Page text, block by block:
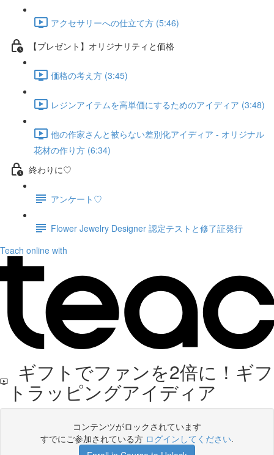
アクセサリーへの仕立て方 (5:46)
【プレゼント】オリジナリティと価格
価格の考え方 (3:45)
レジンアイテムを高単価にするためのアイディア (3:48)
他の作家さんと被らない差別化アイディア - オリジナル
花材の作り方 (6:34)
終わりに♡
アンケート♡
Flower Jewelry Designer 認定テストと修了証発行
Teach online with
ギフトでファンを2倍に！ギフ
トラッピングアイディア
コンテンツがロックされています
すでにご参加されている方 ログインしてください.